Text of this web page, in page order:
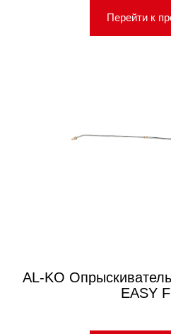
Перейти к
AL-KO
EASY